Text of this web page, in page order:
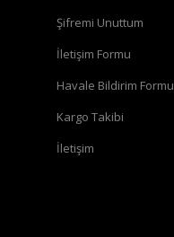
Şifremi Unuttum
İletişim Formu
Havale Bildirim Formu
Kargo Takibi
İletişim